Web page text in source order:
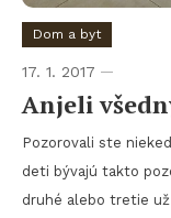
Dom a byt
17. 1. 2017
Anjeli
Pozorovali ste
deti bývajú takto
druhé alebo tretie už